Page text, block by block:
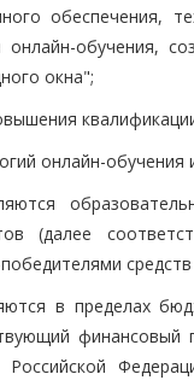
обеспечения,
обучения,
окна";
онлайн-
(далее
в пределах
финансовый
Российской